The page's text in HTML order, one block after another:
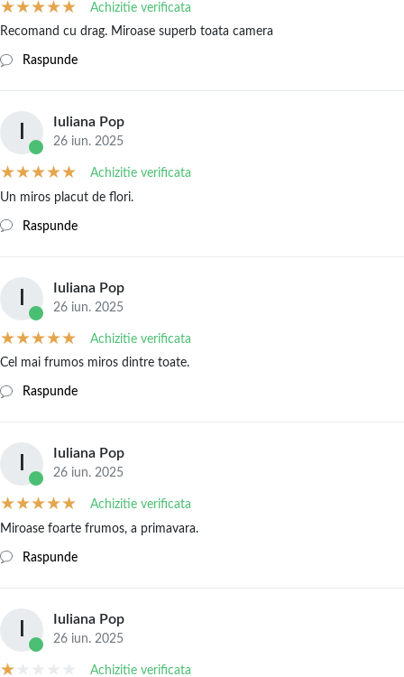
Achizitie verificata
Recomand cu drag. Miroase superb toata camera
Raspunde
Iuliana Pop
26 iun. 2025
Achizitie verificata
Un miros placut de flori.
Raspunde
Iuliana Pop
26 iun. 2025
Achizitie verificata
Cel mai frumos miros dintre toate.
Raspunde
Iuliana Pop
26 iun. 2025
Achizitie verificata
Miroase foarte frumos, a primavara.
Raspunde
Iuliana Pop
26 iun. 2025
Achizitie verificata